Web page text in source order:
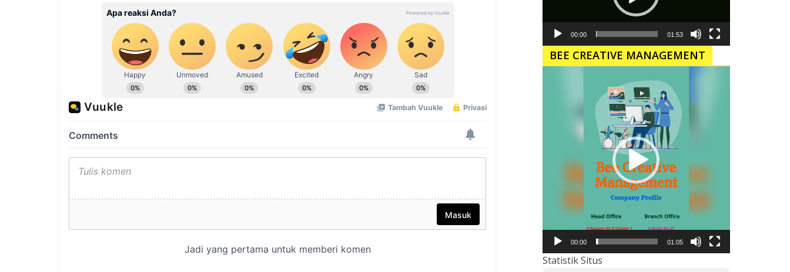
00:00 01:53
BEE CREATIVE MANAGEMENT
00:00 01:05
Statistik Situs